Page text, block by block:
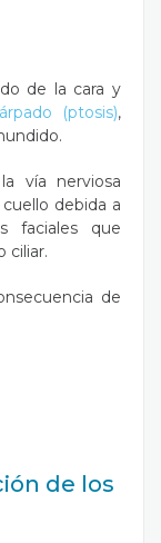
de la cara y
(ptosis),
vía nerviosa
debida a
faciales que
ciliar.
de
de los